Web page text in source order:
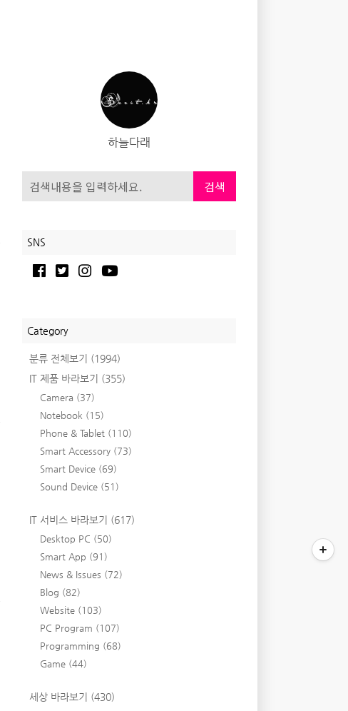
하늘다래
검색
SNS
Category
분류 전체보기 (1994)
IT 제품 바라보기 (355)
Camera (37)
Notebook (15)
Phone & Tablet (110)
Smart Accessory (73)
Smart Device (69)
Sound Device (51)
IT 서비스 바라보기 (617)
Desktop PC (50)
Smart App (91)
News & Issues (72)
Blog (82)
Website (103)
PC Program (107)
Programming (68)
Game (44)
세상 바라보기 (430)